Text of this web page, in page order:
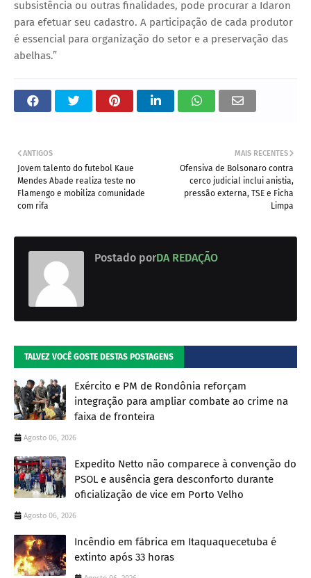
subsistência ou outras finalidades, pode procurar a Idaron
para efetuar seu cadastro. A participação de cada produtor
é essencial para organização do setor e a preservação das
abelhas.”
MAIS RECENTES
Ofensiva de Bolsonaro contra
cerco judicial inclui anistia,
pressão externa, TSE e Ficha
Limpa
ANTIGOS
Jovem talento do futebol Kaue
Mendes Abade realiza teste no
Flamengo e mobiliza comunidade
com rifa
Postado porDA REDAÇÃO
TALVEZ VOCÊ GOSTE DESTAS POSTAGENS
Exército e PM de Rondônia reforçam
integração para ampliar combate ao crime na
faixa de fronteira
Agosto 06, 2026
Expedito Netto não comparece à convenção do
PSOL e ausência gera desconforto durante
oficialização de vice em Porto Velho
Agosto 06, 2026
Incêndio em fábrica em Itaquaquecetuba é
extinto após 33 horas